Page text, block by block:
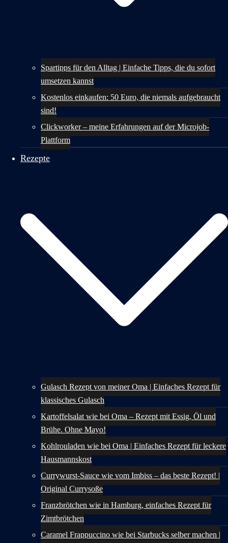
Spartipps für den Alltag | Einfache Tipps, die du sofort
umsetzen kannst
Kostenlos einkaufen: 50 Euro, die niemals aufgebraucht
sind!
Clickworker – meine Erfahrungen auf der Microjob-
Plattform
Rezepte
Gulasch Rezept von meiner Oma | Einfaches Rezept für
klassisches Gulasch
Kartoffelsalat wie bei Oma – Rezept mit Essig, Öl und
Brühe. Ohne Mayo!
Kohlrouladen wie bei Oma | Einfaches Rezept für leckere
Hausmannskost
Currywurst-Sauce wie vom Imbiss – das beste Rezept! |
Original Currysoße
Franzbrötchen wie in Hamburg, einfaches Rezept für
Zimtbrötchen
Caramel Frappuccino wie bei Starbucks selber machen |